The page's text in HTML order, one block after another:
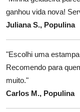
ganhou vida nova!
Juliana S., Populina
"Escolhi uma
Recomendo para
muito."
Carlos M., Populina